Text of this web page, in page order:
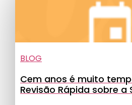
BLOG
Cem anos é muito
Revisão Rápida sobre a